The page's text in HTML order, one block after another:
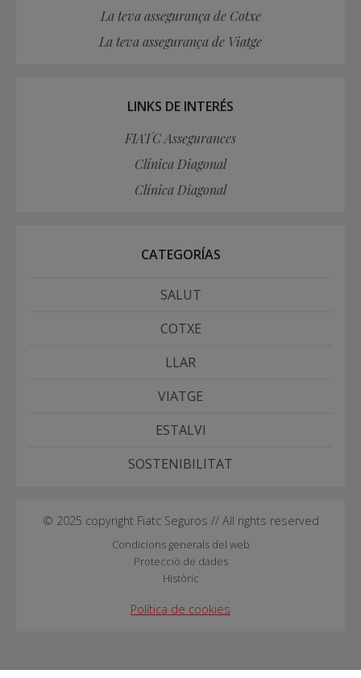
La teva assegurança de Cotxe
La teva assegurança de Viatge
LINKS DE INTERÉS
FIATC Assegurances
Clínica Diagonal
Clínica Diagonal
CATEGORÍAS
SALUT
COTXE
LLAR
VIATGE
ESTALVI
SOSTENIBILITAT
© 2025 copyright Fiatc Seguros // All rights reserved
Condicions generals del web
Protecció de dades
Històric
Política de cookies